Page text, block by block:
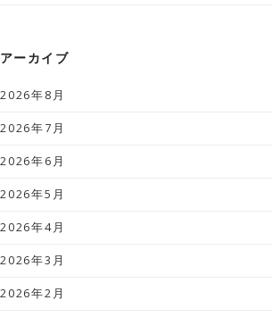
アーカイブ
2026年8月
2026年7月
2026年6月
2026年5月
2026年4月
2026年3月
2026年2月